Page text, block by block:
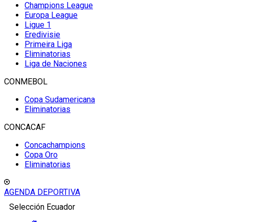
Champions League
Europa League
Ligue 1
Eredivisie
Primeira Liga
Eliminatorias
Liga de Naciones
CONMEBOL
Copa Sudamericana
Eliminatorias
CONCACAF
Concachampions
Copa Oro
Eliminatorias
AGENDA DEPORTIVA
Selección Ecuador